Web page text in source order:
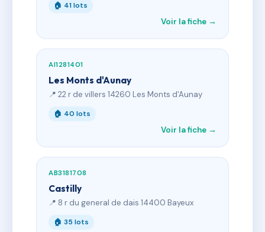
🏠 41 lots
Voir la fiche →
AI1281401
Les Monts d'Aunay
📍 22 r de villers 14260 Les Monts d'Aunay
🏠 40 lots
Voir la fiche →
AB3181708
Castilly
📍 8 r du general de dais 14400 Bayeux
🏠 35 lots